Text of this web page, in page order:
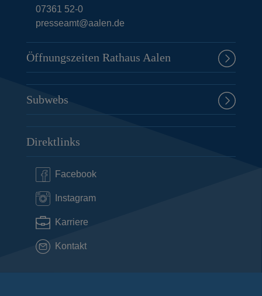
07361 52-0
presseamt@aalen.de
Öffnungszeiten Rathaus Aalen
Subwebs
Direktlinks
Facebook
Instagram
Karriere
Kontakt